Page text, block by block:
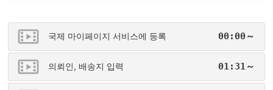
국제 마이페이지 서비스에 등록 00:00～
의뢰인, 배송지 입력 01:31～